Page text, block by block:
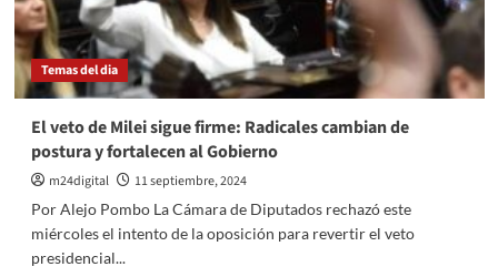
con
Milei”
Temas del dia
El veto de Milei sigue firme: Radicales cambian de
postura y fortalecen al Gobierno
m24digital
11 septiembre, 2024
Por Alejo Pombo La Cámara de Diputados rechazó este
miércoles el intento de la oposición para revertir el veto
presidencial...